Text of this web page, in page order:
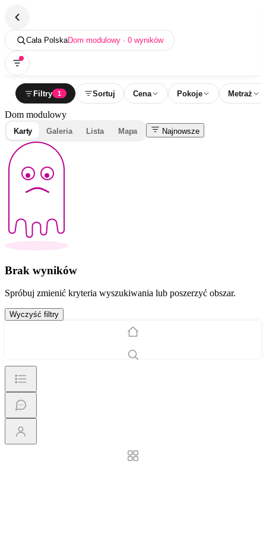
Cała PolskaDom modulowy · 0 wyników
Filtry 1 Sortuj Cena Pokoje Metraż
Dom modulowy
Karty Galeria Lista Mapa Najnowsze
Brak wyników
Spróbuj zmienić kryteria wyszukiwania lub poszerzyć obszar.
Wyczyść filtry